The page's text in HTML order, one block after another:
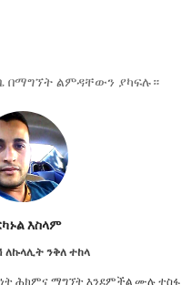
በማግኘት ልምዳቸውን ያካፍሉ።
እስላም
ለኩላሊት ንቅለ ተከላ
ሕክምና ማግኘት እንደምችል ሙሉ ተስፋ